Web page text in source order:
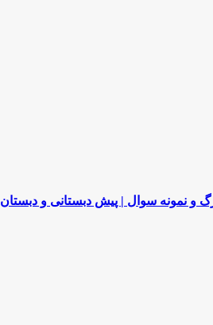
و نمونه سوال | پیش دبستانی و دبستان